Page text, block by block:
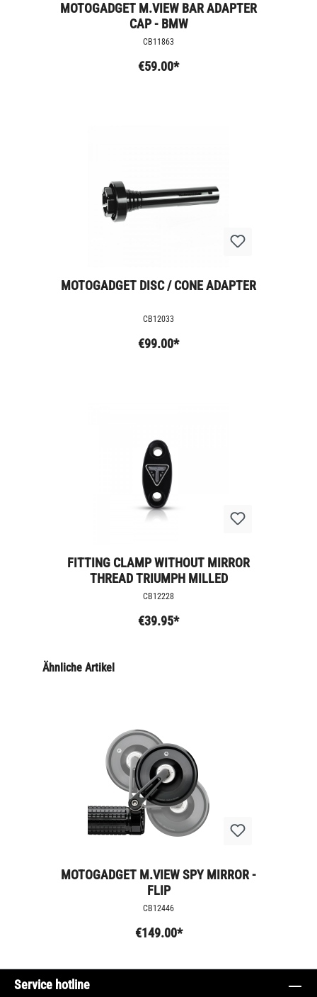
MOTOGADGET M.VIEW BAR ADAPTER
CAP - BMW
CB11863
€59.00*
MOTOGADGET DISC / CONE ADAPTER
CB12033
€99.00*
FITTING CLAMP WITHOUT MIRROR
THREAD TRIUMPH MILLED
CB12228
€39.95*
Ähnliche Artikel
MOTOGADGET M.VIEW SPY MIRROR -
FLIP
CB12446
€149.00*
Service hotline